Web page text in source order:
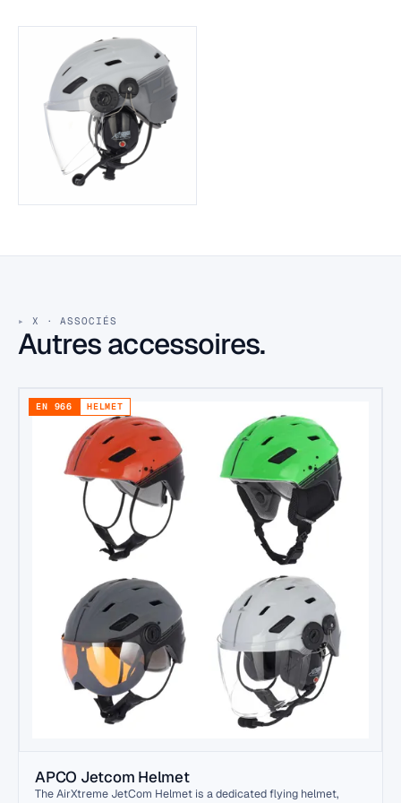
X · ASSOCIÉS
Autres accessoires.
EN 966 HELMET
APCO Jetcom Helmet
The AirXtreme JetCom Helmet is a dedicated flying helmet,